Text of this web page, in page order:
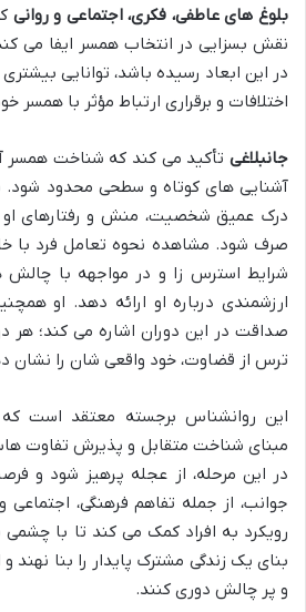
بلوغ های عاطفی، فکری، اجتماعی و روانی
نقش بسزایی در انتخاب همسر ایفا می
در این ابعاد رسیده باشد، توانایی
اختلافات و برقراری ارتباط مؤثر با همسر
جانبلاغی تأکید می کند که شناخت همسر
آشنایی های کوتاه و سطحی محدود شود.
درک عمیق شخصیت، منش و رفتارهای
صرف شود. مشاهده نحوه تعامل فرد با
شرایط استرس زا و در مواجهه با
ارزشمندی درباره او ارائه دهد. او
صداقت در این دوران اشاره می کند؛ هر
ترس از قضاوت، خود واقعی شان را نشان
این روانشناس برجسته معتقد است که
مبنای شناخت متقابل و پذیرش تفاوت
در این مرحله، از عجله پرهیز شود و
جوانب، از جمله تفاهم فرهنگی،
رویکرد به افراد کمک می کند تا با
بنای یک زندگی مشترک پایدار را بنا نهند و
و پر چالش دوری کنند.